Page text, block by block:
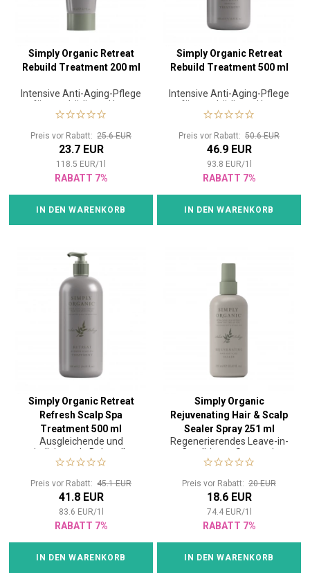
Simply Organic Retreat
Rebuild Treatment 200 ml
Intensive Anti-Aging-Pflege
für geschädigtes Haar
Preis vor Rabatt: 25.6 EUR
23.7 EUR
118.5 EUR/1
RABATT 7%
IN DEN WARENKORB
Simply Organic Retreat
Rebuild Treatment 500 ml
Intensive Anti-Aging-Pflege
für geschädigtes Haar
Preis vor Rabatt: 50.6 EUR
46.9 EUR
93.8 EUR/1
RABATT 7%
IN DEN WARENKORB
Simply Organic Retreat
Refresh Scalp Spa
Treatment 500 ml
Ausgleichende und
revitalisierende Behandlung
für die Kopfhaut
Preis vor Rabatt: 45.1 EUR
41.8 EUR
83.6 EUR/1
RABATT 7%
IN DEN WARENKORB
Simply Organic
Rejuvenating Hair & Scalp
Sealer Spray 251 ml
Regenerierendes Leave-in-
Conditioner-Spray mit
saurem pH-Wert
Preis vor Rabatt: 20 EUR
18.6 EUR
74.4 EUR/1
RABATT 7%
IN DEN WARENKORB